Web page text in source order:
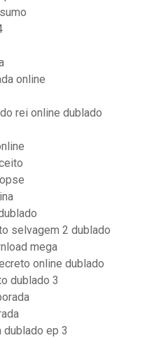
online
rei online dublado
selvagem 2 dublado
mega
online dublado
dublado 3
dublado ep 3